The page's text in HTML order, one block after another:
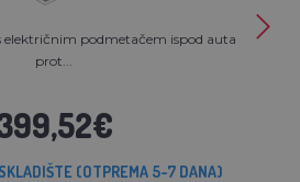
električnim podmetačem ispod auta
prot...
(OTPREMA 5-7 DANA)